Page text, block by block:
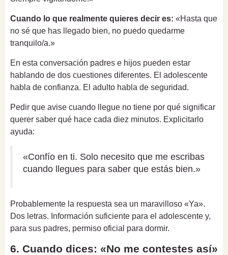
Cuando lo que realmente quieres decir es: «Hasta que
no sé que has llegado bien, no puedo quedarme
tranquilo/a.»
En esta conversación padres e hijos pueden estar
hablando de dos cuestiones diferentes. El adolescente
habla de confianza. El adulto habla de seguridad.
Pedir que avise cuando llegue no tiene por qué significar
querer saber qué hace cada diez minutos. Explicitarlo
ayuda:
«Confío en ti. Solo necesito que me escribas
cuando llegues para saber que estás bien.»
Probablemente la respuesta sea un maravilloso «Ya».
Dos letras. Información suficiente para el adolescente y,
para sus padres, permiso oficial para dormir.
6. Cuando dices: «No me contestes así»